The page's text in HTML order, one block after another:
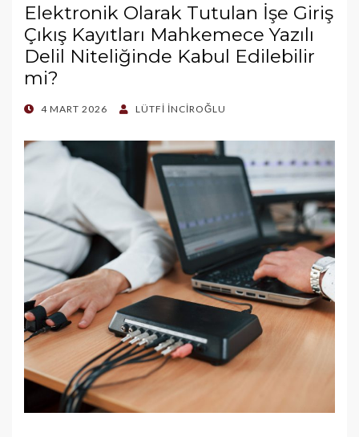
Elektronik Olarak Tutulan İşe Giriş
Çıkış Kayıtları Mahkemece Yazılı
Delil Niteliğinde Kabul Edilebilir
mi?
POSTED
4 MART 2026 LÜTFI İNCIROĞLU